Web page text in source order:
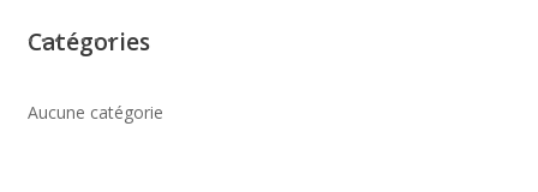
Catégories
Aucune catégorie